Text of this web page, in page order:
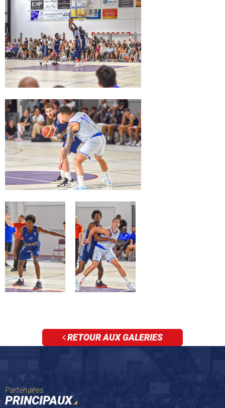
RETOUR AUX GALERIES
Partenaires
PRINCIPAUX